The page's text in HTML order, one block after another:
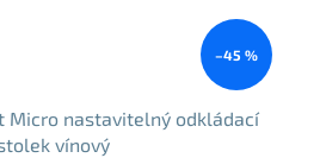
–45 %
Micro nastavitelný odkládací
vínový